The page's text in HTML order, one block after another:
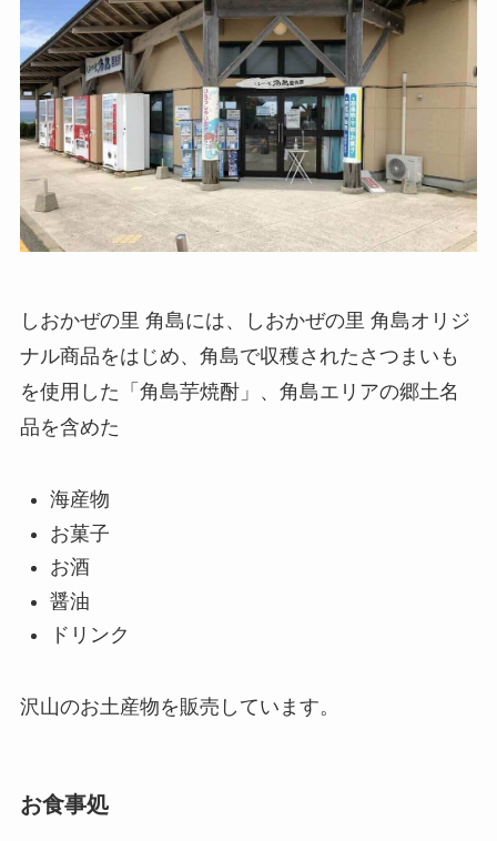
しおかぜの里 角島には、しおかぜの里 角島オリジ
ナル商品をはじめ、角島で収穫されたさつまいも
を使用した「角島芋焼酎」、角島エリアの郷土名
品を含めた
海産物
お菓子
お酒
醤油
ドリンク
沢山のお土産物を販売しています。
お食事処